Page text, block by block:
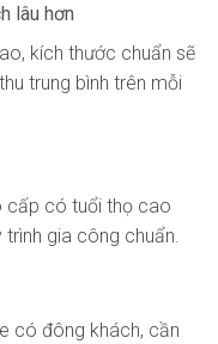
lâu hơn
kích thước chuẩn sẽ
trung bình trên mỗi
cấp có tuổi thọ cao
trình gia công chuẩn.
có đông khách, cần